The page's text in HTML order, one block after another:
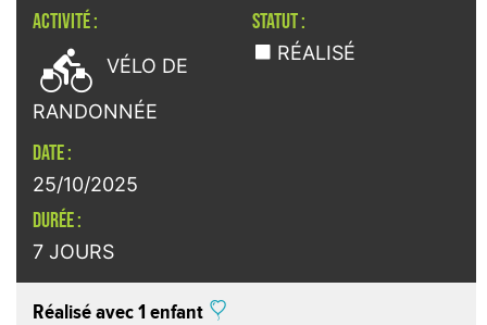
ACTIVITÉ :
 VÉLO DE
RANDONNÉE
STATUT :
RÉALISÉ
DATE :
25/10/2025
DURÉE :
7 JOURS
Réalisé avec 1 enfant